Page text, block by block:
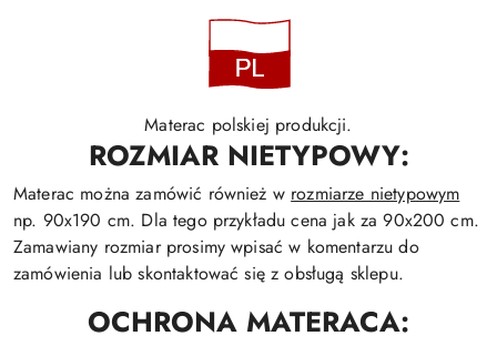
Materac polskiej produkcji.
ROZMIAR NIETYPOWY:
Materac można zamówić również w rozmiarze nietypowym
np. 90x190 cm. Dla tego przykładu cena jak za 90x200 cm.
Zamawiany rozmiar prosimy wpisać w komentarzu do
zamówienia lub skontaktować się z obsługą sklepu.
OCHRONA MATERACA: